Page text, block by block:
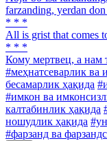
farzanding, yerdan don
* * *
All is grist that comes
* * *
Кому мертвец, а нам
#меҳнатсеварлик ва
бесамарлик ҳақида
#имкон ва
калтабинлик ҳақида
ношудлик ҳақида
#фарзанд ва